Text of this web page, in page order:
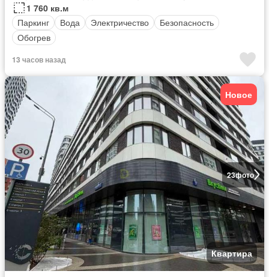
1 760 кв.м
Паркинг
Вода Электричество
Безопасность
Обогрев
13 часов назад
23фото
Новое
Квартира